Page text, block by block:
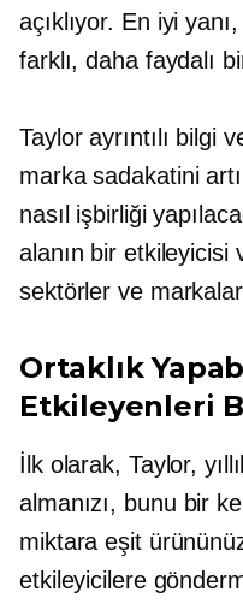
açıklıyor. En iyi
farklı, daha faydalı
Taylor ayrıntılı bilgi
marka sadakatini
nasıl işbirliği
alanın bir etkileyicisi
sektörler ve
Ortaklık
Etkileyenleri
İlk olarak, Taylor,
almanızı, bunu bir
miktara eşit
etkileyicilere